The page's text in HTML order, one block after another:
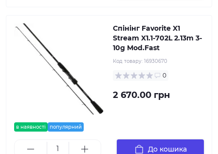
в наявності популярний
Спінінг Favorite X1
Stream X1.1-702L 2.13m 3-
10g Mod.Fast
Код товару: 16930670
0
2 670.00 грн
До кошика